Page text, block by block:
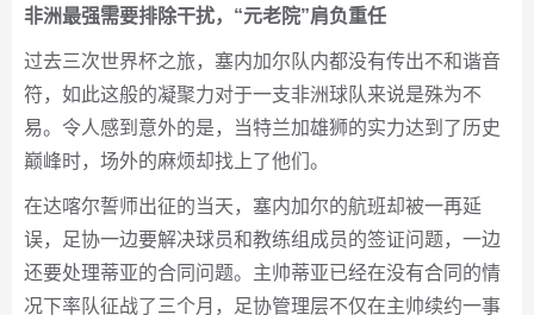
非洲最强需要排除干扰，“元老院”肩负重任
过去三次世界杯之旅，塞内加尔队内都没有传出不和谐音
符，如此这般的凝聚力对于一支非洲球队来说是殊为不
易。令人感到意外的是，当特兰加雄狮的实力达到了历史
巅峰时，场外的麻烦却找上了他们。
在达喀尔誓师出征的当天，塞内加尔的航班却被一再延
误，足协一边要解决球员和教练组成员的签证问题，一边
还要处理蒂亚的合同问题。主帅蒂亚已经在没有合同的情
况下率队征战了三个月，足协管理层不仅在主帅续约一事